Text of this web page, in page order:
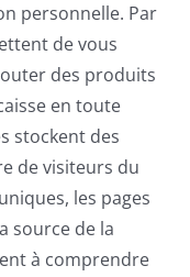
personnelle. Par
de vous
des produits
en toute
stockent des
de visiteurs du
les pages
source de la
à comprendre